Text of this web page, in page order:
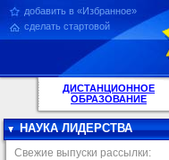
добавить в «Избранное»
сделать стартовой
ДИСТАНЦИОННОЕ
ОБРАЗОВАНИЕ
НАУКА ЛИДЕРСТВА
Свежие выпуски рассылки: